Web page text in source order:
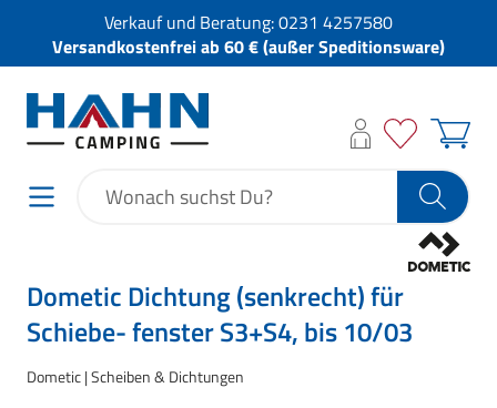
Verkauf und Beratung:0231 4257580
Versandkostenfrei ab 60 € (außer Speditionsware)
Dometic Dichtung (senkrecht) für
Schiebe- fenster S3+S4, bis 10/03
Dometic Scheiben & Dichtungen